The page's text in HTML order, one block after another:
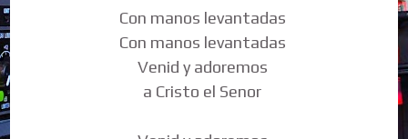
Con manos levantadas
Con manos levantadas
Venid y adoremos
a Cristo el Senor